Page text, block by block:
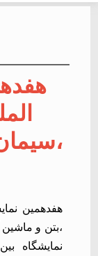
هفدهمین
،بتن و ماشین
نمایشگاه